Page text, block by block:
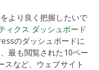
より良く把握したいで
ィクス ダッシュボード
のダッシュボードに
最も閲覧された10ペー
スなど、ウェブサイト